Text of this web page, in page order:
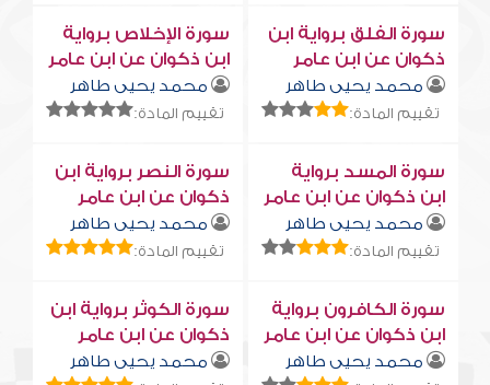
سورة الفلق برواية ابن
ذكوان عن ابن عامر
محمد يحيى طاهر
تقييم المادة:
سورة الإخلاص برواية
ابن ذكوان عن ابن عامر
محمد يحيى طاهر
تقييم المادة:
سورة المسد برواية
ابن ذكوان عن ابن عامر
محمد يحيى طاهر
تقييم المادة:
سورة النصر برواية ابن
ذكوان عن ابن عامر
محمد يحيى طاهر
تقييم المادة:
سورة الكافرون برواية
ابن ذكوان عن ابن عامر
محمد يحيى طاهر
سورة الكوثر برواية ابن
ذكوان عن ابن عامر
محمد يحيى طاهر